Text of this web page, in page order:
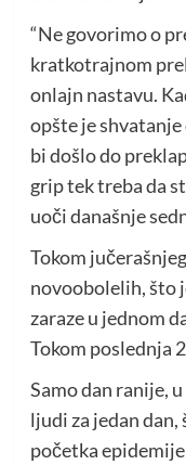
“Ne govorimo o
kratkotrajnom
onlajn nastavu.
opšte je shvatanje
bi došlo do
grip tek treba da
uoči današnje
Tokom
novoobolelih, što
zaraze u jednom
Tokom poslednja
Samo dan ranije,
ljudi za jedan
početka